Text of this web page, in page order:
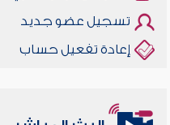
تسجيل عضو جديد
إعادة تفعيل حساب